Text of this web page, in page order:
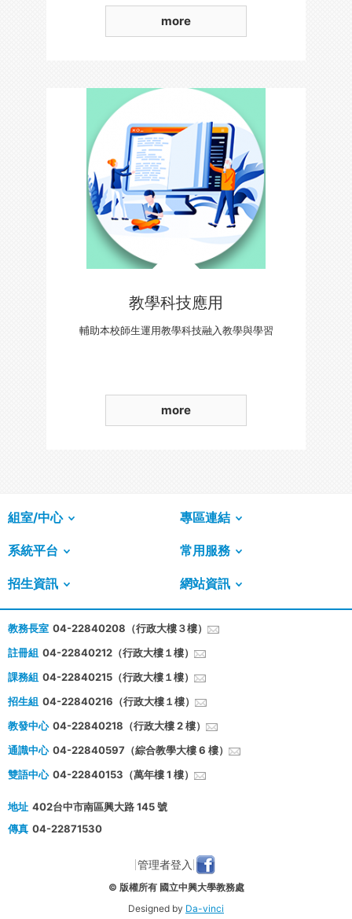
more
教學科技應用
輔助本校師生運用教學科技融入教學與學習
more
組室/中心 專區連結
系統平台 常用服務
招生資訊 網站資訊
教務長室 04-22840208（行政大樓３樓）
註冊組 04-22840212（行政大樓１樓）
課務組 04-22840215（行政大樓１樓）
招生組 04-22840216（行政大樓１樓）
教發中心 04-22840218（行政大樓 2 樓）
通識中心 04-22840597（綜合教學大樓 6 樓）
雙語中心 04-22840153（萬年樓 1 樓）
地址 402台中市南區興大路 145 號
傳真 04-22871530
管理者登入
© 版權所有 國立中興大學教務處
Designed by Da-vinci